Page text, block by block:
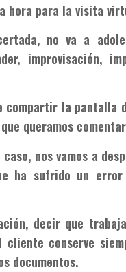
hora para la visita
no va a
improvisación,
la pantalla
queramos comentar
nos vamos a
ha sufrido un
decir que
cliente conserve
documentos.